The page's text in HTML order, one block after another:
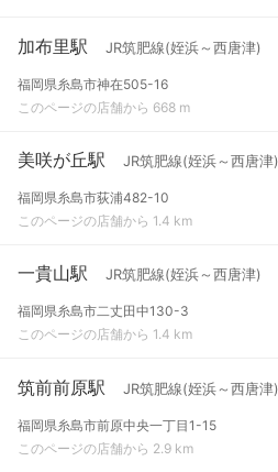
加布里駅 JR筑肥線(姪浜～西唐津)
福岡県糸島市神在505-16
このページの店舗から 668 m
美咲が丘駅 JR筑肥線(姪浜～西唐津)
福岡県糸島市荻浦482-10
このページの店舗から 1.4 km
一貴山駅 JR筑肥線(姪浜～西唐津)
福岡県糸島市二丈田中130-3
このページの店舗から 1.4 km
筑前前原駅 JR筑肥線(姪浜～西唐津)
福岡県糸島市前原中央一丁目1-15
このページの店舗から 2.9 km